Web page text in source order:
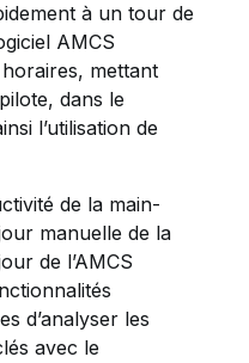
à un tour de
AMCS
mettant
dans le
l’utilisation de
de la main-
manuelle de la
de l’AMCS
d’analyser les
avec le